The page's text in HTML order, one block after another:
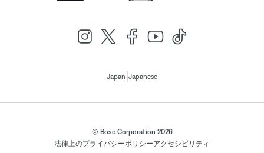
Japan Japanese
© Bose Corporation 2026
法律上のプライバシーポリシーアクセシビリティ